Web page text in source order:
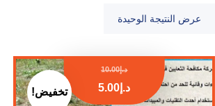
عرض النتيجة الوحيدة
د.إ10.00
د.إ 5.00 تخفيض!